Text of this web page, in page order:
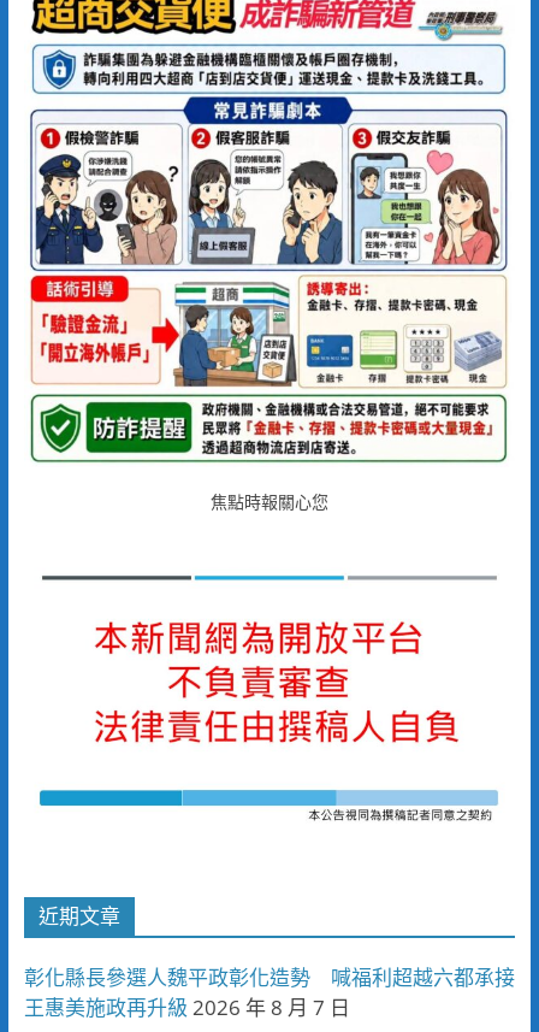
焦點時報關心您
近期文章
彰化縣長參選人魏平政彰化造勢 喊福利超越六都承接
王惠美施政再升級 2026 年 8 月 7 日